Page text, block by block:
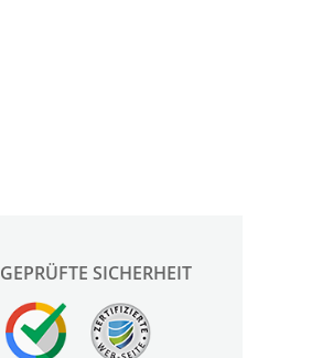
GEPRÜFTE SICHERHEIT